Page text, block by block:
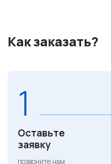
Как заказать?
1
Оставьте
заявку
позвоните нам